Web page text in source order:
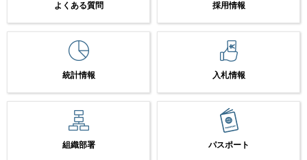
よくある質問 採用情報
統計情報 入札情報
組織部署 パスポート